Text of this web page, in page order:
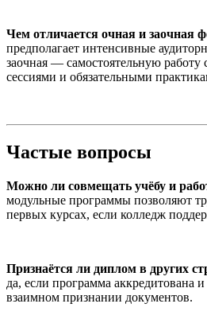
Чем отличается очная и заочная
предполагает интенсивные
заочная — самостоятельную работу
сессиями и обязательными
Частые вопросы
Можно ли совмещать учёбу и
модульные программы позволяют
первых курсах, если колледж
Признаётся ли диплом в других
да, если программа аккредитована
взаимном признании документов.